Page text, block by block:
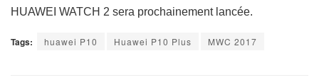
HUAWEI WATCH 2 sera prochainement lancée.
Tags: huawei P10 Huawei P10 Plus MWC 2017